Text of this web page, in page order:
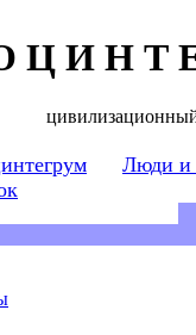
Ц И Н Т
Люди и